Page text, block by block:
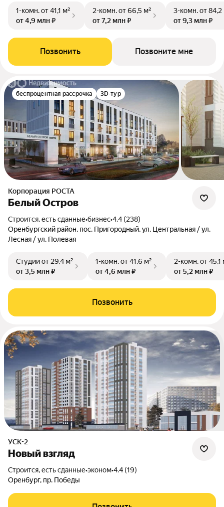
1-комн.от 41,1 м²
от 4,9 млн ₽
2-комн.от 66,5 м²
от 7,2 млн ₽
3-комн.от 84,2
от 9,3 млн ₽
Позвонить Позвоните мне
беспроцентная рассрочка 3D-тур
Корпорация РОСТА
Белый Остров
Строится, есть сданные•бизнес•4.4 (238)
Оренбургский район, пос. Пригородный, ул. Центральная / ул.
Лесная / ул. Полевая
Студииот 29,4 м²
от 3,5 млн ₽
1-комн.от 41,6 м²
от 4,6 млн ₽
2-комн.от 45,1
от 5,2 млн ₽
Позвонить
УСК-2
Новый взгляд
Строится, есть сданные•эконом•4.4 (19)
Оренбург, пр. Победы